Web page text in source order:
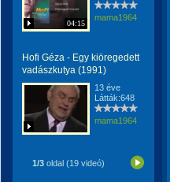
04:15
mama1964
Hofi Géza - Egy kiöregedett
vadászkutya (1991)
13 éve
Látták:648
mama1964
1/3 oldal (19 videó)